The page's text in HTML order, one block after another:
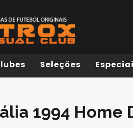
Seleções
1994 Home